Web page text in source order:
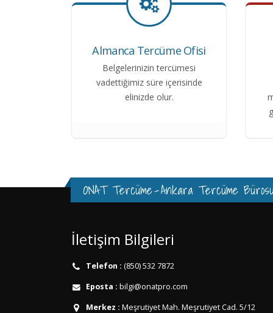
Almanca Tercüme Ofisi
Belgelerinizin tercümesi
vadettiğimiz süre içerisinde
elinizde olur.
ONAT Tercüme-Ankara Tercüme
İletişim Bilgileri
Telefon : (850) 532 7872
Eposta : bilgi@onatpro.com
Merkez : Meşrutiyet Mah. Meşrutiyet Cad. 5/12